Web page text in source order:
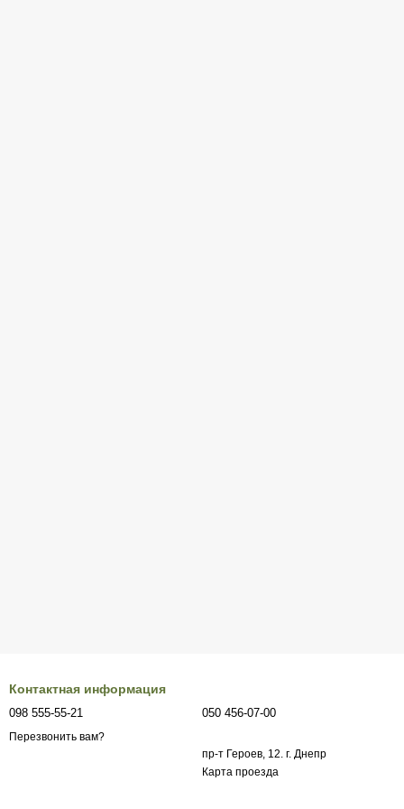
Контактная информация
098 555-55-21
Перезвонить вам?
050 456-07-00
пр-т Героев, 12. г. Днепр
Карта проезда